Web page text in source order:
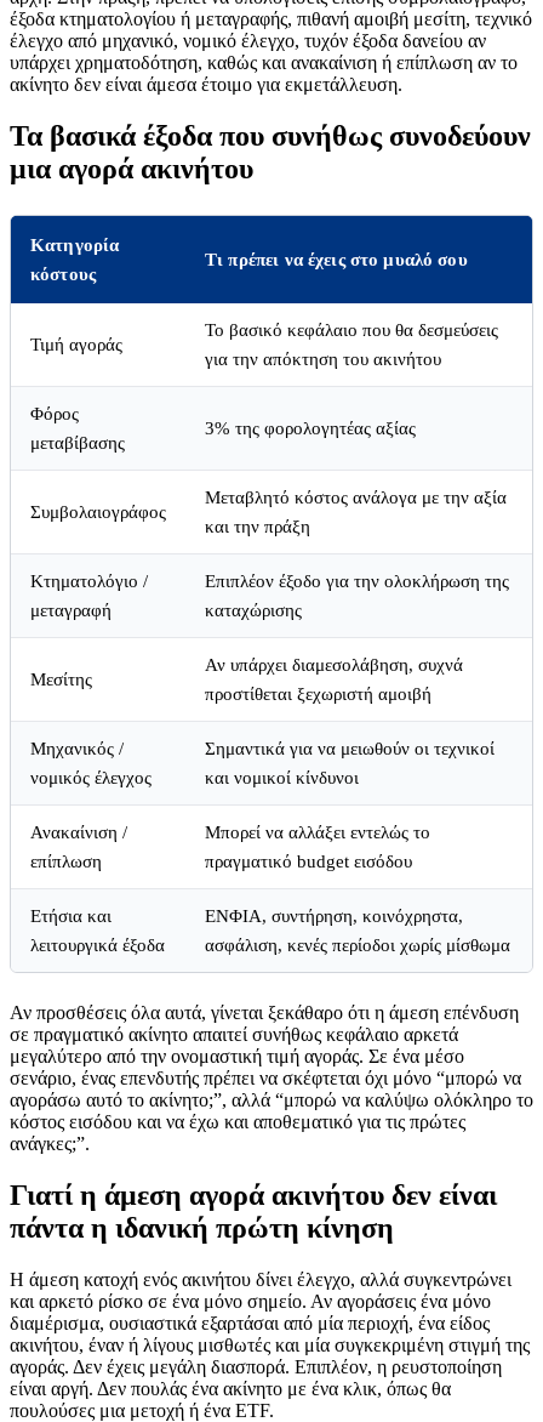
έξοδα κτηματολογίου ή μεταγραφής, πιθανή αμοιβή μεσίτη, τεχνικό
έλεγχο από μηχανικό, νομικό έλεγχο, τυχόν έξοδα δανείου αν
υπάρχει χρηματοδότηση, καθώς και ανακαίνιση ή επίπλωση αν το
ακίνητο δεν είναι άμεσα έτοιμο για εκμετάλλευση.
Τα βασικά έξοδα που συνήθως συνοδεύουν
μια αγορά ακινήτου
Κατηγορία
κόστους
Τι πρέπει να έχεις στο μυαλό σου
Τιμή αγοράς
Το βασικό κεφάλαιο που θα δεσμεύσεις
για την απόκτηση του ακινήτου
Φόρος
μεταβίβασης
3% της φορολογητέας αξίας
Συμβολαιογράφος
Μεταβλητό κόστος ανάλογα με την αξία
και την πράξη
Κτηματολόγιο /
μεταγραφή
Επιπλέον έξοδο για την ολοκλήρωση της
καταχώρισης
Μεσίτης
Αν υπάρχει διαμεσολάβηση, συχνά
προστίθεται ξεχωριστή αμοιβή
Μηχανικός /
νομικός έλεγχος
Σημαντικά για να μειωθούν οι τεχνικοί
και νομικοί κίνδυνοι
Ανακαίνιση /
επίπλωση
Μπορεί να αλλάξει εντελώς το
πραγματικό budget εισόδου
Ετήσια και
λειτουργικά έξοδα
ΕΝΦΙΑ, συντήρηση, κοινόχρηστα,
ασφάλιση, κενές περίοδοι χωρίς μίσθωμα
Αν προσθέσεις όλα αυτά, γίνεται ξεκάθαρο ότι η άμεση επένδυση
σε πραγματικό ακίνητο απαιτεί συνήθως κεφάλαιο αρκετά
μεγαλύτερο από την ονομαστική τιμή αγοράς. Σε ένα μέσο
σενάριο, ένας επενδυτής πρέπει να σκέφτεται όχι μόνο “μπορώ να
αγοράσω αυτό το ακίνητο;”, αλλά “μπορώ να καλύψω ολόκληρο το
κόστος εισόδου και να έχω και αποθεματικό για τις πρώτες
ανάγκες;”.
Γιατί η άμεση αγορά ακινήτου δεν είναι
πάντα η ιδανική πρώτη κίνηση
Η άμεση κατοχή ενός ακινήτου δίνει έλεγχο, αλλά συγκεντρώνει
και αρκετό ρίσκο σε ένα μόνο σημείο. Αν αγοράσεις ένα μόνο
διαμέρισμα, ουσιαστικά εξαρτάσαι από μία περιοχή, ένα είδος
ακινήτου, έναν ή λίγους μισθωτές και μία συγκεκριμένη στιγμή της
αγοράς. Δεν έχεις μεγάλη διασπορά. Επιπλέον, η ρευστοποίηση
είναι αργή. Δεν πουλάς ένα ακίνητο με ένα κλικ, όπως θα
πουλούσες μια μετοχή ή ένα ETF.